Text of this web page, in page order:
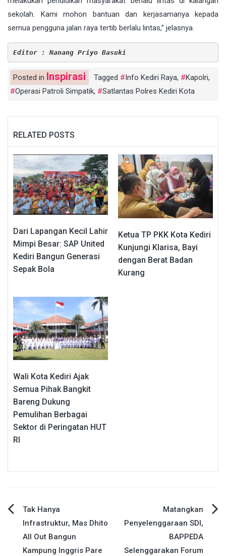
sekolah. Kami mohon bantuan dan kerjasamanya kepada
semua pengguna jalan raya tertib berlalu lintas,” jelasnya.
Editor : Nanang Priyo Basuki
Posted in Inspirasi Tagged Info Kediri Raya, Kapolri,
Operasi Patroli Simpatik, Satlantas Polres Kediri Kota
RELATED POSTS
Dari Lapangan Kecil Lahir
Mimpi Besar: SAP United
Kediri Bangun Generasi
Sepak Bola
Ketua TP PKK Kota Kediri
Kunjungi Klarisa, Bayi
dengan Berat Badan
Kurang
Wali Kota Kediri Ajak
Semua Pihak Bangkit
Bareng Dukung
Pemulihan Berbagai
Sektor di Peringatan HUT
RI
Navigasi
pos
Tak Hanya
Infrastruktur, Mas Dhito
All Out Bangun
Kampung Inggris Pare
Matangkan
Penyelenggaraan SDI,
BAPPEDA
Selenggarakan Forum